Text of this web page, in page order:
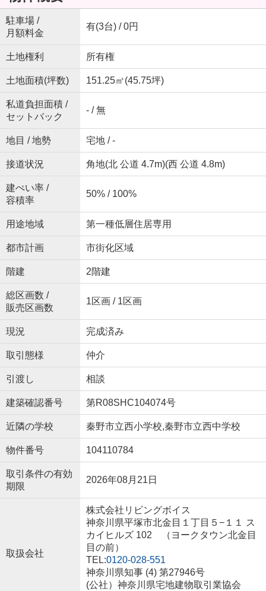
駐車場 /
月額料金
有(3台) / 0円
土地権利 所有権
土地面積(坪数) 151.25㎡(45.75坪)
私道負担面積 /
セットバック
- / 無
地目 / 地勢 宅地 / -
接道状況 角地(北 公道 4.7m)(西 公道 4.8m)
建ぺい率 /
容積率
50% / 100%
用途地域 第一種低層住居専用
都市計画 市街化区域
階建 2階建
総区画数 /
販売区画数
1区画 / 1区画
現況 完成済み
取引態様 仲介
引渡し 相談
建築確認番号 第R08SHC104074号
近隣の学校 秦野市立西小学校,秦野市立西中学校
物件番号 104110784
取引条件の有効
期限
2026年08月21日
取扱会社
株式会社リビングボイス
神奈川県平塚市北金目１丁目５−１１ ス
カイヒルズ 102 （ヨークタウン北金目
目の前）
TEL:0120-028-551
神奈川県知事 (4) 第27946号
(公社）神奈川県宅地建物取引業協会